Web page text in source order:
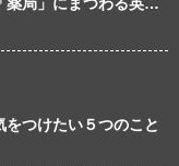
海外で突然頭が痛くなった！「頭痛薬」や「薬局」にまつわる英語表現
つけたい５つのこと